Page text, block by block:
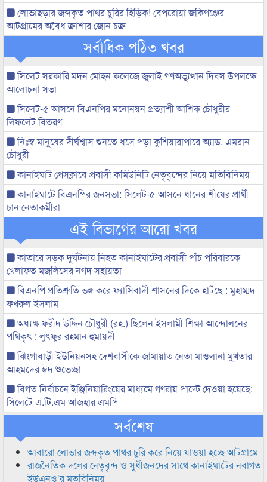
লোভাছড়ার জব্দকৃত পাথর চুরির হিড়িক! বেপরোয়া জকিগঞ্জের
আটগ্রামের অবৈধ ক্রাশার জোন চক্র
সর্বাধিক পঠিত খবর
সিলেট সরকারি মদন মোহন কলেজে জুলাই গণঅভ্যুত্থান দিবস উপলক্ষে
আলোচনা সভা
সিলেট-৫ আসনে বিএনপির মনোনয়ন প্রত্যাশী আশিক চৌধুরীর
লিফলেট বিতরণ
নিঃস্ব মানুষের দীর্ঘশ্বাস শুনতে ধসে পড়া কুশিয়ারাপারে অ্যাড. এমরান
চৌধুরী
কানাইঘাট প্রেসক্লাবে প্রবাসী কমিউনিটি নেতৃবৃন্দের নিয়ে মতিবিনিময়
কানাইঘাটে বিএনপির জনসভা: সিলেট-৫ আসনে ধানের শীষের প্রার্থী
চান নেতাকর্মীরা
এই বিভাগের আরো খবর
কাতারে সড়ক দুর্ঘটনায় নিহত কানাইঘাটের প্রবাসী পাঁচ পরিবারকে
খেলাফত মজলিসের নগদ সহায়তা
বিএনপি প্রতিশ্রুতি ভঙ্গ করে ফ্যাসিবাদী শাসনের দিকে হাটঁছে : মুহাম্মদ
ফখরুল ইসলাম
অধ্যক্ষ ফরীদ উদ্দিন চৌধুরী (রহ.) ছিলেন ইসলামী শিক্ষা আন্দোলনের
পথিকৃৎ : লুৎফুর রহমান হুমায়দী
ঝিংগাবাড়ী ইউনিয়নসহ দেশবাসীকে জামায়াত নেতা মাওলানা মুখতার
আহমদের ঈদ শুভেচ্ছা
বিগত নির্বাচনে ইঞ্জিনিয়ারিংয়ের মাধ্যমে গণরায় পাল্টে দেওয়া হয়েছে:
সিলেটে এ.টি.এম আজহার এমপি
সর্বশেষ
আবারো লোভার জব্দকৃত পাথর চুরি করে নিয়ে যাওয়া হচ্ছে আটগ্রামে
রাজনৈতিক দলের নেতৃবৃন্দ ও সুধীজনদের সাথে কানাইঘাটের নবাগত
ইউএনও’র মতবিনিময়